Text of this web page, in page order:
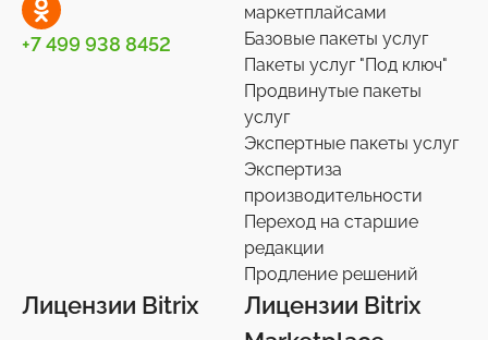
+7 499 938 8452
маркетплайсами
Базовые пакеты услуг
Пакеты услуг "Под ключ"
Продвинутые пакеты
услуг
Экспертные пакеты услуг
Экспертиза
производительности
Переход на старшие
редакции
Продление решений
Лицензии Bitrix
Лицензии Bitrix